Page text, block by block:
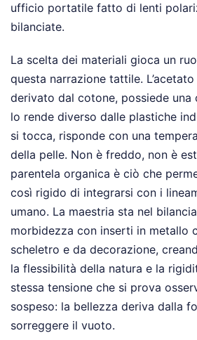
ufficio portatile fatto di lenti
bilanciate.
La scelta dei materiali gioca un
questa narrazione tattile.
derivato dal cotone, possiede una
lo rende diverso dalle plastiche
si tocca, risponde con una
della pelle. Non è freddo, non è
parentela organica è ciò che
così rigido di integrarsi con i
umano. La maestria sta nel
morbidezza con inserti in metallo
scheletro e da decorazione,
la flessibilità della natura e la
stessa tensione che si prova
sospeso: la bellezza deriva dalla
sorreggere il vuoto.